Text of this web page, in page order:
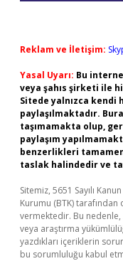
Reklam ve İletişim:
Yasal Uyarı: Bu
veya şahıs şirketi ile
Sitede yalnızca kendi
paylaşılmaktadır.
taşımamakta olup,
paylaşım
benzerlikleri
taslak halindedir ve
Sitemiz, 5651 Sayılı
Kurumu (BTK) tarafından
vermektedir. Bu
veya araştırma
yazdıkları içeriklerin
bu sorumluluğu kabul